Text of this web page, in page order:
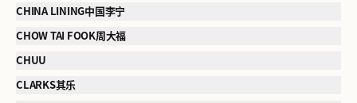
CHINA LINING中国李宁
CHOW TAI FOOK周大福
CHUU
CLARKS其乐